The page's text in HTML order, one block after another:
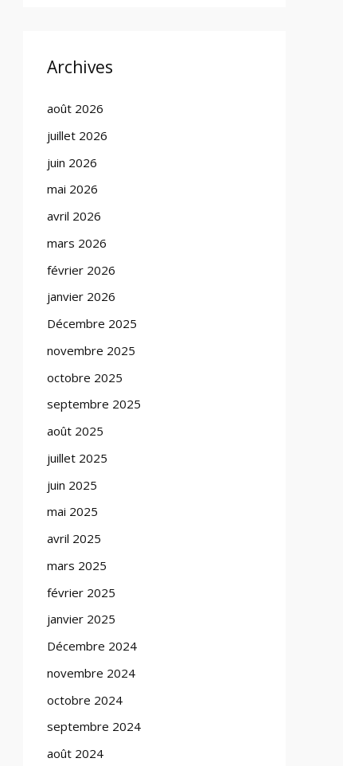
Archives
août 2026
juillet 2026
juin 2026
mai 2026
avril 2026
mars 2026
février 2026
janvier 2026
Décembre 2025
novembre 2025
octobre 2025
septembre 2025
août 2025
juillet 2025
juin 2025
mai 2025
avril 2025
mars 2025
février 2025
janvier 2025
Décembre 2024
novembre 2024
octobre 2024
septembre 2024
août 2024